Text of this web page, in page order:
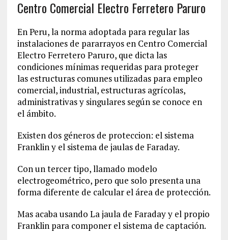
Centro Comercial Electro Ferretero Paruro
En Peru, la norma adoptada para regular las
instalaciones de pararrayos en Centro Comercial
Electro Ferretero Paruro, que dicta las
condiciones mínimas requeridas para proteger
las estructuras comunes utilizadas para empleo
comercial, industrial, estructuras agrícolas,
administrativas y singulares según se conoce en
el ámbito.
Existen dos géneros de proteccion: el sistema
Franklin y el sistema de jaulas de Faraday.
Con un tercer tipo, llamado modelo
electrogeométrico, pero que solo presenta una
forma diferente de calcular el área de protección.
Mas acaba usando La jaula de Faraday y el propio
Franklin para componer el sistema de captación.